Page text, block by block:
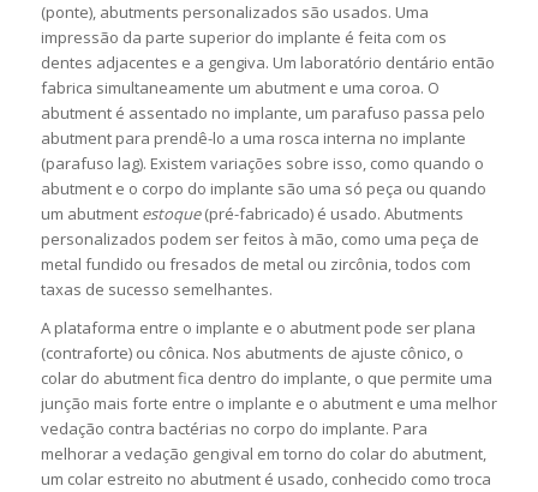
(ponte), abutments personalizados são usados. Uma
impressão da parte superior do implante é feita com os
dentes adjacentes e a gengiva. Um laboratório dentário então
fabrica simultaneamente um abutment e uma coroa. O
abutment é assentado no implante, um parafuso passa pelo
abutment para prendê-lo a uma rosca interna no implante
(parafuso lag). Existem variações sobre isso, como quando o
abutment e o corpo do implante são uma só peça ou quando
um abutment estoque(pré-fabricado) é usado. Abutments
personalizados podem ser feitos à mão, como uma peça de
metal fundido ou fresados ​​de metal ou zircônia, todos com
taxas de sucesso semelhantes.
A plataforma entre o implante e o abutment pode ser plana
(contraforte) ou cônica. Nos abutments de ajuste cônico, o
colar do abutment fica dentro do implante, o que permite uma
junção mais forte entre o implante e o abutment e uma melhor
vedação contra bactérias no corpo do implante. Para
melhorar a vedação gengival em torno do colar do abutment,
um colar estreito no abutment é usado, conhecido como troca